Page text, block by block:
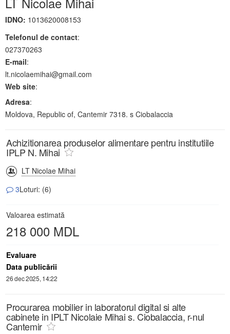
IDNO: 1013620008153
Telefonul de contact:
027370263
E-mail:
lt.nicolaemihai@gmail.com
Web site:
Adresa:
Moldova, Republic of, Cantemir 7318. s Ciobalaccia
Achizitionarea produselor alimentare pentru institutiile
IPLP N. Mihai
LT Nicolae Mihai
3Loturi: (6)
Valoarea estimată
218 000 MDL
Evaluare
Data publicării
26 dec 2025, 14:22
Procurarea mobilier in laboratorul digital si alte
cabinete in IPLT Nicolaie Mihai s. Ciobalaccia, r-nul
Cantemir